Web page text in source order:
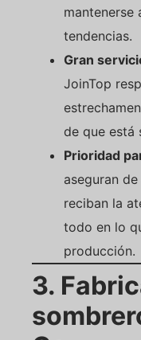
mantenerse
tendencias.
Gran
JoinTop
de que está
Prioridad
aseguran
reciban la
todo en lo
producción.
3.